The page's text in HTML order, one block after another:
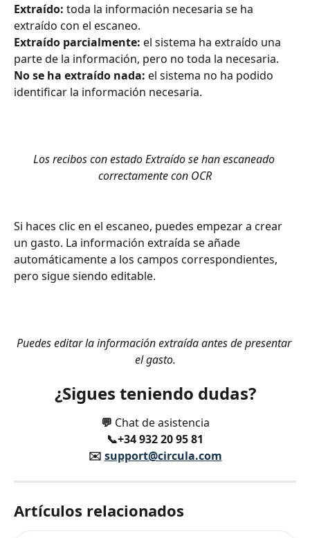
Extraído: toda la información necesaria se ha
extraído con el escaneo.
Extraído parcialmente: el sistema ha extraído una
parte de la información, pero no toda la necesaria.
No se ha extraído nada: el sistema no ha podido
identificar la información necesaria.
Los recibos con estado Extraído se han escaneado
correctamente con OCR
Si haces clic en el escaneo, puedes empezar a crear
un gasto. La información extraída se añade
automáticamente a los campos correspondientes,
pero sigue siendo editable.
Puedes editar la información extraída antes de presentar
el gasto.
¿Sigues teniendo dudas?
💬 Chat de asistencia
📞+34 932 20 95 81
✉️ support@circula.com
Artículos relacionados